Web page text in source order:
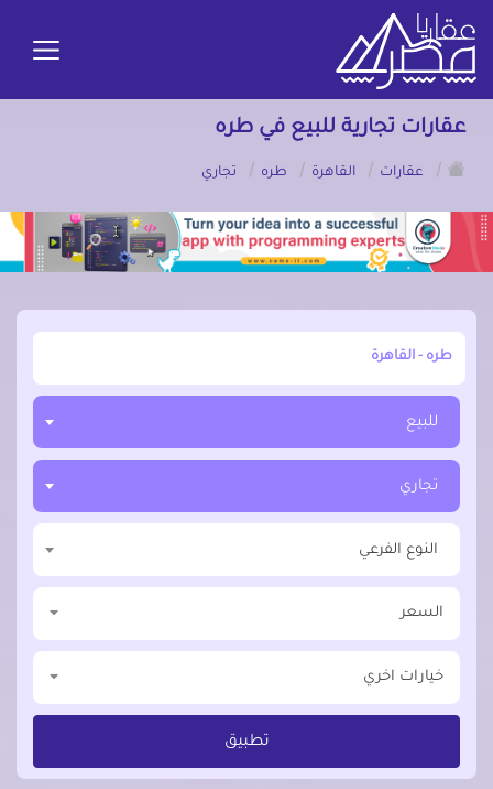
عقارات تجارية للبيع في طره
/
عقارات / القاهرة / طره / تجاري
أبحث عن مدينة, محافظة, حي
للبيع
تجاري
النوع الفرعي
السعر
خيارات اخري
تطبيق